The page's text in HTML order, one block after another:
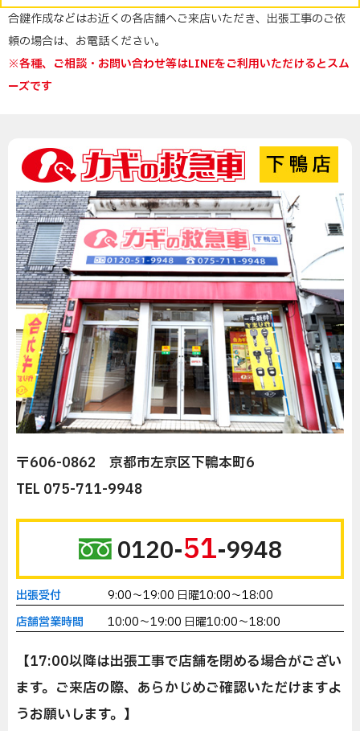
合鍵作成などはお近くの各店舗へご来店いただき、出張工事のご依
頼の場合は、お電話ください。
※各種、ご相談・お問い合わせ等はLINEをご利用いただけるとスム
ーズです
〒606-0862 京都市左京区下鴨本町6
TEL 075-711-9948
0120-51-9948
出張受付
9:00～19:00 日曜10:00～18:00
店舗営業時間
10:00～19:00 日曜10:00～18:00
【17:00以降は出張工事で店舗を閉める場合がござい
ます。ご来店の際、あらかじめご確認いただけますよ
うお願いします。】